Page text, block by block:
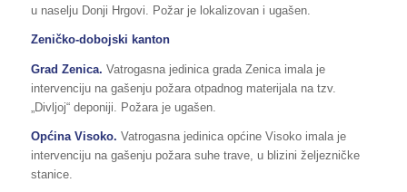
u naselju Donji Hrgovi. Požar je lokalizovan i ugašen.
Zeničko-dobojski kanton
Grad Zenica. Vatrogasna jedinica grada Zenica imala je
intervenciju na gašenju požara otpadnog materijala na tzv.
„Divljoj“ deponiji. Požara je ugašen.
Općina Visoko. Vatrogasna jedinica općine Visoko imala je
intervenciju na gašenju požara suhe trave, u blizini željezničke
stanice.